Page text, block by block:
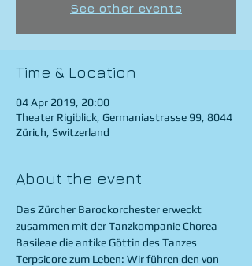
See other events
Time & Location
04 Apr 2019, 20:00
Theater Rigiblick, Germaniastrasse 99, 8044
Zürich, Switzerland
About the event
Das Zürcher Barockorchester erweckt
zusammen mit der Tanzkompanie Chorea
Basileae die antike Göttin des Tanzes
Terpsicore zum Leben: Wir führen den von